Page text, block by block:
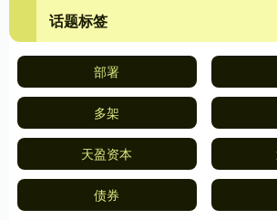
话题标签
部署
多架
天盈资本
债券